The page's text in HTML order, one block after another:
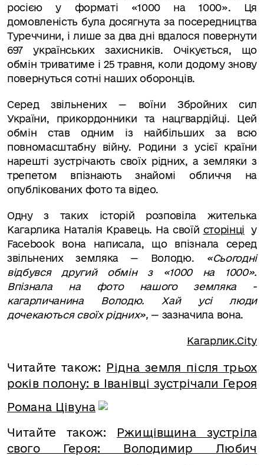
росією у форматі «1000 на 1000». Ця
домовленість була досягнута за посередництва
Туреччини, і лише за два дні вдалося повернути
697 українських захисників. Очікується, що
обмін триватиме і 25 травня, коли додому знову
повернуться сотні наших оборонців.
Серед звільнених — воїни Збройних сил
України, прикордонники та нацгвардійці. Цей
обмін став одним із найбільших за всю
повномасштабну війну. Родини з усієї країни
нарешті зустрічають своїх рідних, а земляки з
трепетом впізнають знайомі обличчя на
опублікованих фото та відео.
Одну з таких історій розповіла жителька
Кагарлика Наталія Кравець. На своїй сторінці
у
Facebook вона написала, що впізнала серед
звільнених земляка — Володю.
«Сьогодні
відбувся другий обмін з «1000 на 1000».
Впізнала на фото нашого земляка -
кагарличанина Володю. Хай усі люди
дочекаються своїх рідних», — зазначила вона.
Кагарлик.City
Читайте також: Рідна земля після трьох
років полону: в Іванівці зустрічали Героя
Романа Цівуна
Читайте також: Ржищівщина зустріла
свого Героя: Володимир Любич